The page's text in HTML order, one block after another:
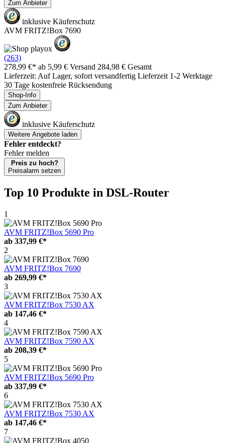
Zum Anbieter
inklusive Käuferschutz
AVM FRITZ!Box 7690
(263)
278,99 €* ab 5,99 € Versand 284,98 € Gesamt
Lieferzeit: Auf Lager, sofort versandfertig Lieferzeit 1-2 Werktage
30 Tage kostenfreie Rücksendung
Shop-Info
Zum Anbieter
inklusive Käuferschutz
Weitere Angebote laden
Fehler entdeckt?
Fehler melden
Preis zu hoch?
Preisalarm setzen
Top 10 Produkte in DSL-Router
1
AVM FRITZ!Box 5690 Pro
ab 337,99 €*
2
AVM FRITZ!Box 7690
ab 269,99 €*
3
AVM FRITZ!Box 7530 AX
ab 147,46 €*
4
AVM FRITZ!Box 7590 AX
ab 208,39 €*
5
AVM FRITZ!Box 5690 Pro
ab 337,99 €*
6
AVM FRITZ!Box 7530 AX
ab 147,46 €*
7